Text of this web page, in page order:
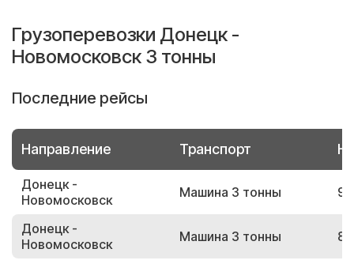
Грузоперевозки Донецк -
Новомосковск 3 тонны
Последние рейсы
Направление Транспорт
Донецк -
Новомосковск
Машина 3 тонны
Донецк -
Новомосковск
Машина 3 тонны